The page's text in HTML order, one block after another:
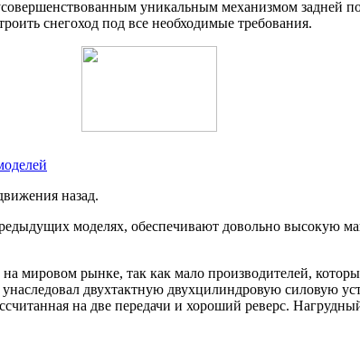
уникальным механизмом задней
снегоход под все необходимые требования.
назад.
моделях, обеспечивают довольно высокую
мировом рынке, так как мало производителей,
двухтактную двухцилиндровую силовую
на две передачи и хороший реверс.